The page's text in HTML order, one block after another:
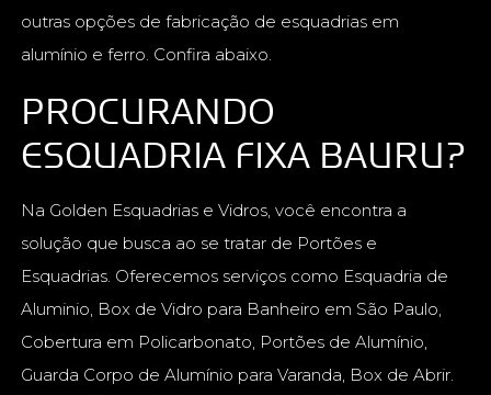
outras opções de fabricação de esquadrias em
alumínio e ferro. Confira abaixo.
PROCURANDO
ESQUADRIA FIXA BAURU?
Na Golden Esquadrias e Vidros, você encontra a
solução que busca ao se tratar de Portões e
Esquadrias. Oferecemos serviços como Esquadria de
Aluminio, Box de Vidro para Banheiro em São Paulo,
Cobertura em Policarbonato, Portões de Alumínio,
Guarda Corpo de Alumínio para Varanda, Box de Abrir.